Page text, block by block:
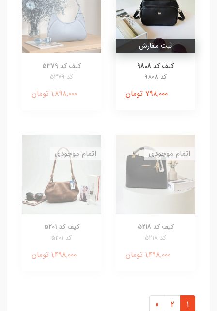
ثبت سفارش
کیف کد 9808
کد 9808
798,000 تومان
کیف کد 5379
کد 5379
1,898,000 تومان
کیف کد 5218
کد 5218
1,498,000 تومان
اتمام موجودی
کیف کد 5201
کد 5201
1,498,000 تومان
اتمام موجودی
1
2
»